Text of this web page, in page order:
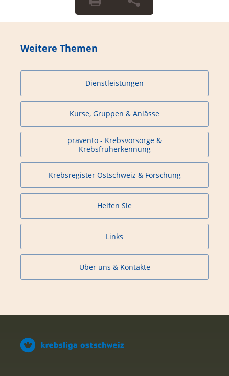
Weitere Themen
Dienstleistungen
Kurse, Gruppen & Anlässe
prävento - Krebsvorsorge &
Krebsfrüherkennung
Krebsregister Ostschweiz & Forschung
Helfen Sie
Links
Über uns & Kontakte